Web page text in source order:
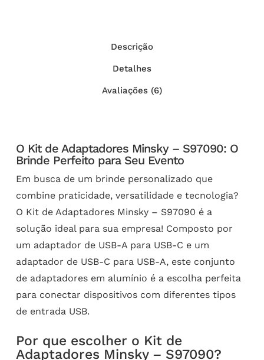
Descrição
Detalhes
Avaliações (6)
O Kit de Adaptadores Minsky – S97090: O
Brinde Perfeito para Seu Evento
Em busca de um brinde personalizado que
combine praticidade, versatilidade e tecnologia?
O Kit de Adaptadores Minsky – S97090 é a
solução ideal para sua empresa! Composto por
um adaptador de USB-A para USB-C e um
adaptador de USB-C para USB-A, este conjunto
de adaptadores em alumínio é a escolha perfeita
para conectar dispositivos com diferentes tipos
de entrada USB.
Por que escolher o Kit de
Adaptadores Minsky – S97090?